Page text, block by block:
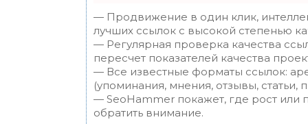
— Продвижение в один клик,
лучших ссылок с высокой степенью
— Регулярная проверка качества
пересчет показателей качества
— Все известные форматы ссылок:
(упоминания, мнения, отзывы, статьи,
— SeoHammer покажет, где рост или
обратить внимание.